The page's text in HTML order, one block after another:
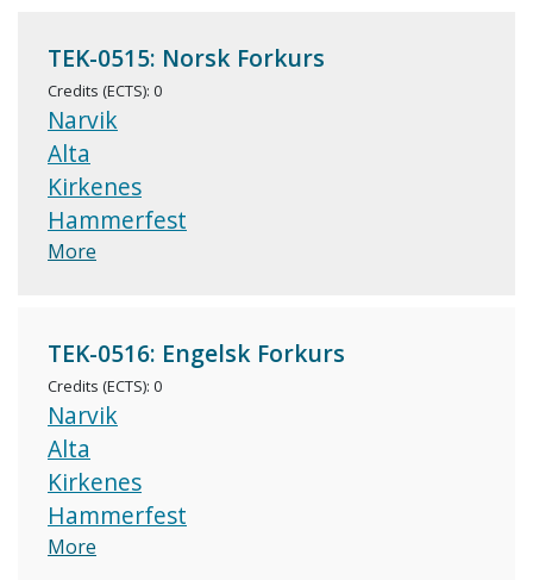
TEK-0515: Norsk Forkurs
Credits (ECTS): 0
Narvik
Alta
Kirkenes
Hammerfest
More
TEK-0516: Engelsk Forkurs
Credits (ECTS): 0
Narvik
Alta
Kirkenes
Hammerfest
More